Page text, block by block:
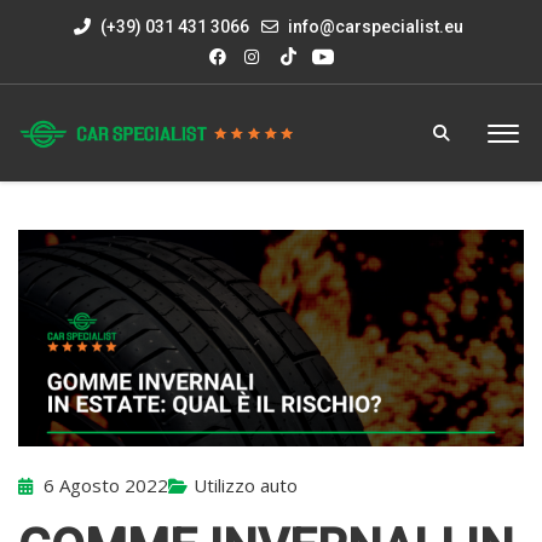
(+39) 031 431 3066 info@carspecialist.eu
6 Agosto 2022 Utilizzo auto